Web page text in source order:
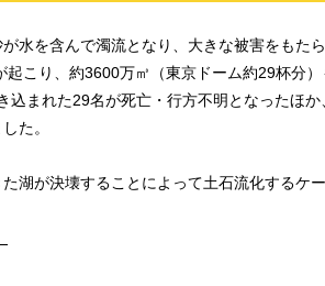
水を含んで濁流となり、大きな被害をもた
こり、約3600万㎥（東京ドーム約29杯分
まれた29名が死亡・行方不明となったほ
た。
湖が決壊することによって土石流化するケー